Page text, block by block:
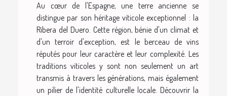
Au cœur de l'Espagne, une terre ancienne se
distingue par son héritage viticole exceptionnel : la
Ribera del Duero. Cette région, bénie d'un climat et
d'un terroir d'exception, est le berceau de vins
réputés pour leur caractère et leur complexité. Les
traditions viticoles y sont non seulement un art
transmis à travers les générations, mais également
un pilier de l'identité culturelle locale. Découvrir la